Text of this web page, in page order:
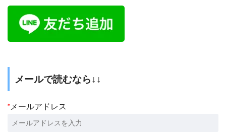
メールで読むなら↓↓
* メールアドレス